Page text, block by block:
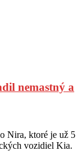
nemastný a
Nira, ktoré je už 5
vozidiel Kia.